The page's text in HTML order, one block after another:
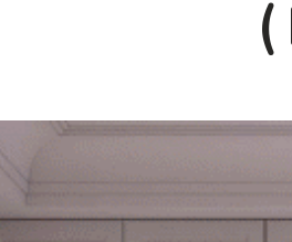
(